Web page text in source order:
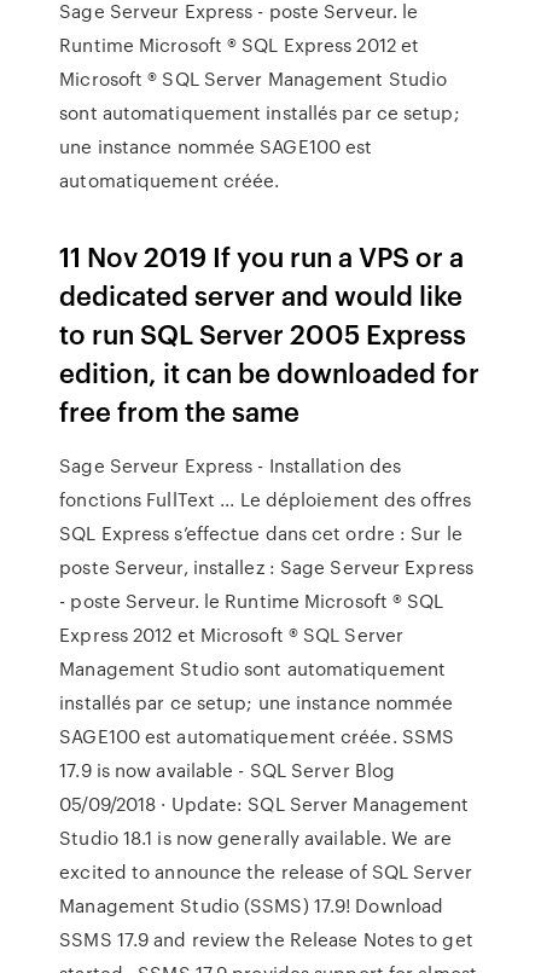
Sage Serveur Express - poste Serveur. le
Runtime Microsoft ® SQL Express 2012 et
Microsoft ® SQL Server Management Studio
sont automatiquement installés par ce setup;
une instance nommée SAGE100 est
automatiquement créée.
11 Nov 2019 If you run a VPS or a
dedicated server and would like
to run SQL Server 2005 Express
edition, it can be downloaded for
free from the same
Sage Serveur Express - Installation des
fonctions FullText ... Le déploiement des offres
SQL Express s’effectue dans cet ordre : Sur le
poste Serveur, installez : Sage Serveur Express
- poste Serveur. le Runtime Microsoft ® SQL
Express 2012 et Microsoft ® SQL Server
Management Studio sont automatiquement
installés par ce setup; une instance nommée
SAGE100 est automatiquement créée. SSMS
17.9 is now available - SQL Server Blog
05/09/2018 · Update: SQL Server Management
Studio 18.1 is now generally available. We are
excited to announce the release of SQL Server
Management Studio (SSMS) 17.9! Download
SSMS 17.9 and review the Release Notes to get